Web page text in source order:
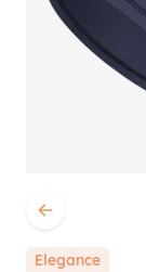
Elegance